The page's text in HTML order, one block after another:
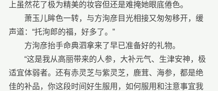
上虽然花了极为精美的妆容但还是难掩她眼底倦色。
萧玉儿眸色一转，与方洵彦目光相接又匆匆移开，缓
声道：“托洵郎的福，好多了。”
方洵彦抬手命典泗拿来了早已准备好的礼物。
“这是我从高丽带来的人参，大补元气、生津安神，极
适宜体弱者。还有赤灵芝与紫灵芝，鹿茸、海参，都是绝
佳的补品，你这段时间好生服用，如何服用和注意事宜我